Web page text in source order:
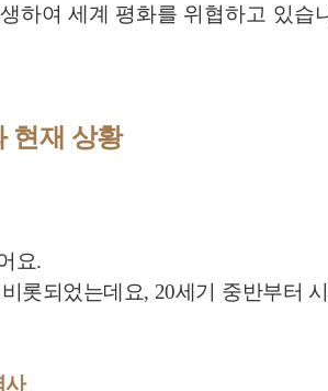
하여 세계 평화를 위협하고 있습
현재 상황
요.
롯되었는데요, 20세기 중반부터
사